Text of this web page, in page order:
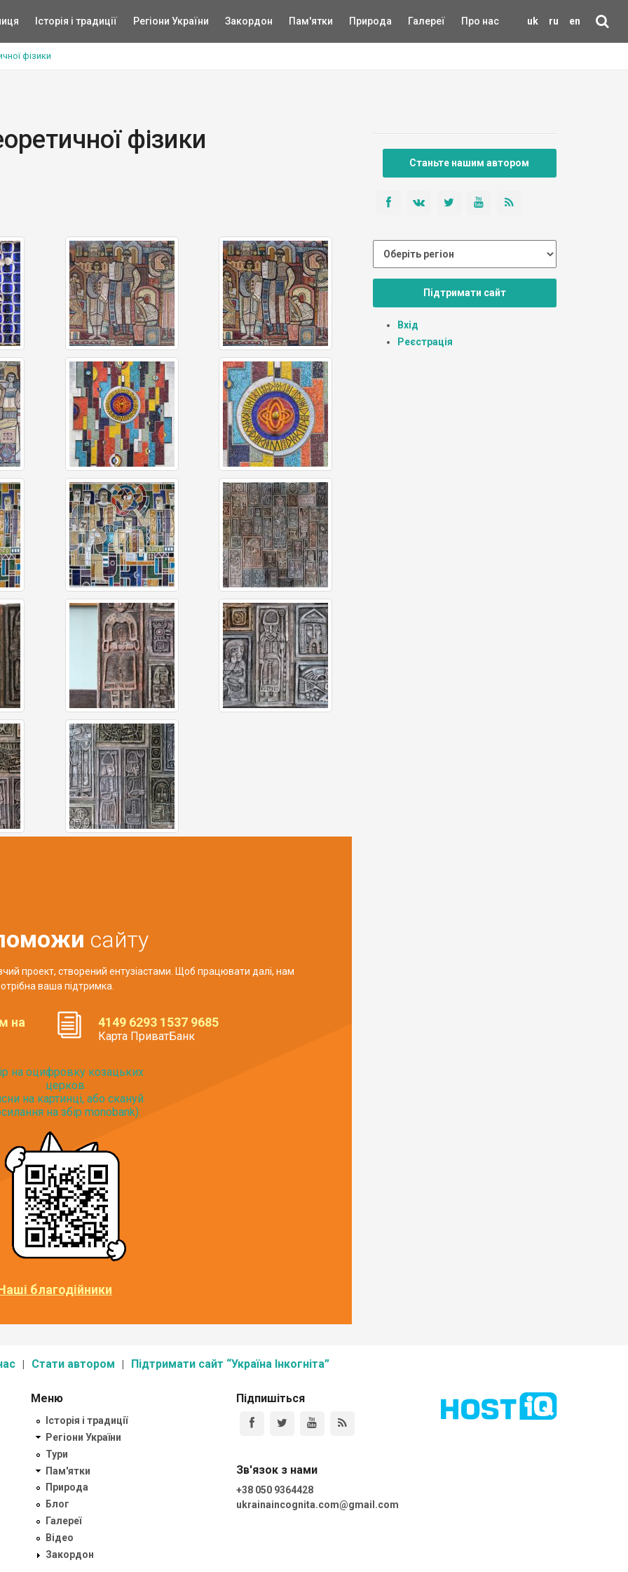
uk ru en
Історія і традиції Регіони України Закордон Пам'ятки Природа Галереї Про нас
фізики
фізики
сайту
проект, створений ентузіастами. Щоб працювати далі, нам
ваша підтримка.
на 4149 6293 1537 9685
Карта ПриватБанк
на оцифровку козацьких
церков
на картинці, або скануй
на збір monobank):
благодійники
Станьте нашим автором
Підтримати сайт
Вхід
Реєстрація
Стати автором Підтримати сайт “Україна Інкогніта”
Меню
Історія і традиції
Регіони України
Тури
Пам'ятки
Природа
Блог
Галереї
Відео
Закордон
Підпишіться
Зв'язок з нами
+38 050 9364428
ukrainaincognita.com@gmail.com